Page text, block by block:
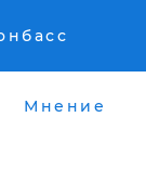
Мнение